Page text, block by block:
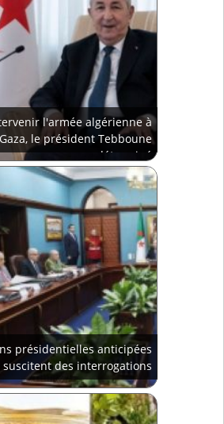
l'armée algérienne à
Gaza, le président Tebboune
déterminé
présidentielles anticipées
suscitent des interrogations